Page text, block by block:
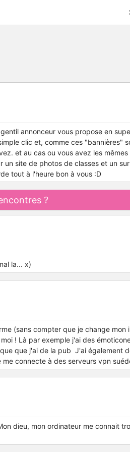
annonceur vous propose en
clic et, comme ces "bannières"
et au cas ou vous avez les
un site de photos de classes et un sur
tout à l'heure bon à vous :D
?
la... x)
(sans compter que je change mon
! Là par exemple j'ai des
que j'ai de la pub J'ai également
connecte à des serveurs vpn
dieu, mon ordinateur me connait